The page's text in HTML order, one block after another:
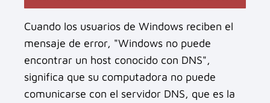
Cuando los usuarios de Windows reciben el
mensaje de error, "Windows no puede
encontrar un host conocido con DNS",
significa que su computadora no puede
comunicarse con el servidor DNS, que es la